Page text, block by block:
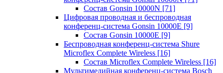
Состав Gonsin 10000N [71]
Цифровая проводная и беспроводная
конференц-система Gonsin 10000E [9]
Состав Gonsin 10000E [9]
Беспроводная конференц-система Shure
Microflex Complete Wireless [16]
Состав Microflex Complete Wireless [16]
Мультимедийная конференц-система Bosch